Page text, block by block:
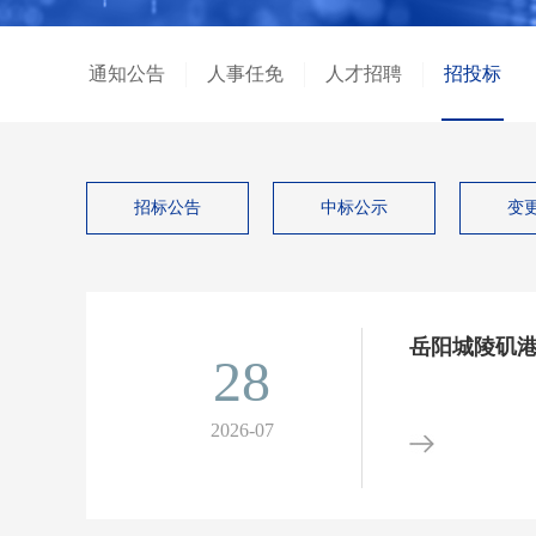
通知公告 人事任免 人才招聘 招投标
招标公告 中标公示 变
28
2026-07
岳阳城陵矶